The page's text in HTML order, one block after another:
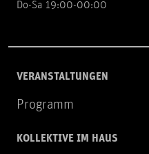
Do-Sa 19:00-00:00
VERANSTALTUNGEN
Programm
KOLLEKTIVE IM HAUS